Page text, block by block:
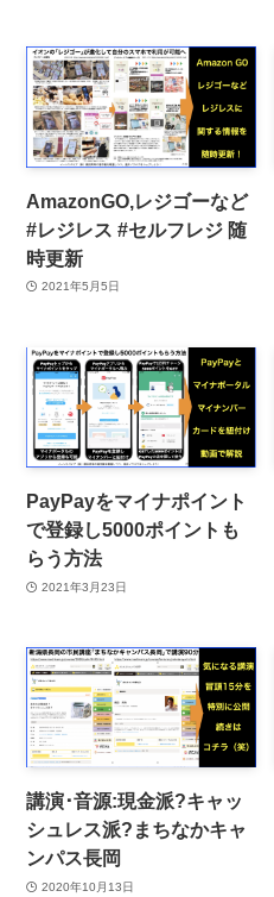
AmazonGO,レジゴーなど
#レジレス #セルフレジ 随
時更新
2021年5月5日
PayPayをマイナポイント
で登録し5000ポイントも
らう方法
2021年3月23日
講演･音源:現金派?キャッ
シュレス派?まちなかキャ
ンパス長岡
2020年10月13日